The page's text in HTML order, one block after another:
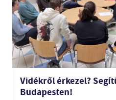
Vidékről érkezel?
Budapesten!